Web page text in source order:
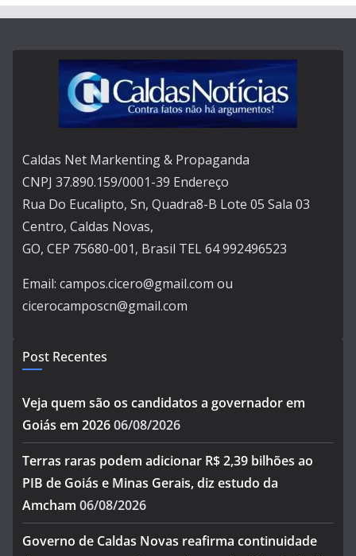
Caldas Net Markenting & Propaganda
CNPJ 37.890.159/0001-39 Endereço
Rua Do Eucalipto, Sn, Quadra8-B Lote 05 Sala 03
Centro, Caldas Novas,
GO, CEP 75680-001, Brasil TEL 64 992496523
Email: campos.cicero@gmail.com ou
cicerocamposcn@gmail.com
Post Recentes
Veja quem são os candidatos a governador em
Goiás em 202606/08/2026
Terras raras podem adicionar R$ 2,39 bilhões ao
PIB de Goiás e Minas Gerais, diz estudo da
Amcham 06/08/2026
Governo de Caldas Novas reafirma continuidade